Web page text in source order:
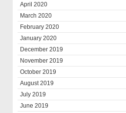
April 2020
March 2020
February 2020
January 2020
December 2019
November 2019
October 2019
August 2019
July 2019
June 2019